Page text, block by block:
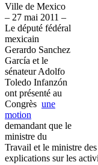
Ville de Mexico
– 27 mai 2011 –
Le député fédéral
mexicain
Gerardo Sanchez
García et le
sénateur Adolfo
Toledo Infanzón
ont présenté au
Congrès une
motion
demandant que le
ministre du
Travail et le ministre
explications sur les